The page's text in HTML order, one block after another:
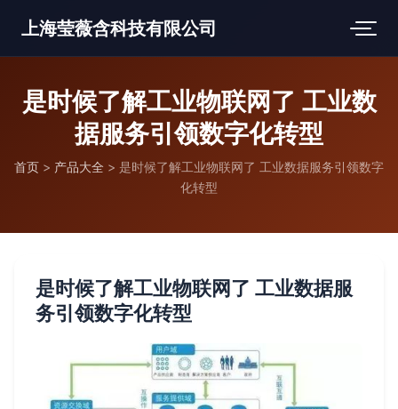
上海莹薇含科技有限公司
是时候了解工业物联网了 工业数
据服务引领数字化转型
首页 > 产品大全 > 是时候了解工业物联网了 工业数据服务引领数字
化转型
是时候了解工业物联网了 工业数据服
务引领数字化转型